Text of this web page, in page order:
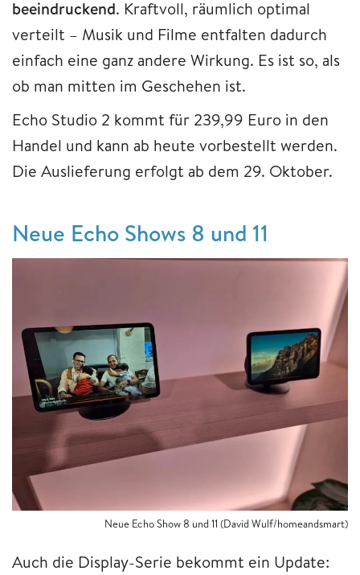
beeindruckend. Kraftvoll, räumlich optimal
verteilt – Musik und Filme entfalten dadurch
einfach eine ganz andere Wirkung. Es ist so, als
ob man mitten im Geschehen ist.
Echo Studio 2 kommt für 239,99 Euro in den
Handel und kann ab heute vorbestellt werden.
Die Auslieferung erfolgt ab dem 29. Oktober.
Neue Echo Shows 8 und 11
Neue Echo Show 8 und 11 (David Wulf/homeandsmart)
Auch die Display-Serie bekommt ein Update: